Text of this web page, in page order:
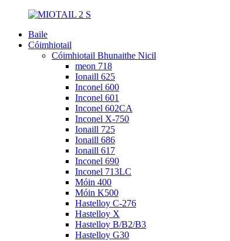
Baile
Cóimhiotail
Cóimhiotail Bhunaithe Nicil
meon 718
Ionaill 625
Inconel 600
Inconel 601
Inconel 602CA
Inconel X-750
Ionaill 725
Ionaill 686
Ionaill 617
Inconel 690
Inconel 713LC
Móin 400
Móin K500
Hastelloy C-276
Hastelloy X
Hastelloy B/B2/B3
Hastelloy G30